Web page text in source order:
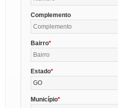
Complemento
Bairro
Estado
GO
Município